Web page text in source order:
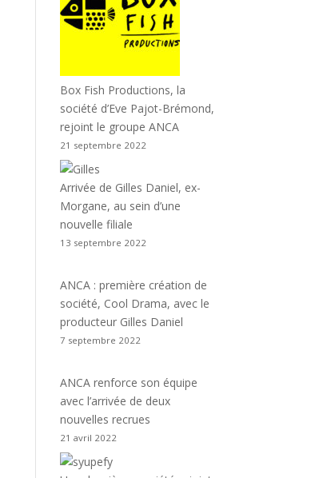
Box Fish Productions, la
société d’Eve Pajot-Brémond,
rejoint le groupe ANCA
21 septembre 2022
Arrivée de Gilles Daniel, ex-
Morgane, au sein d’une
nouvelle filiale
13 septembre 2022
ANCA : première création de
société, Cool Drama, avec le
producteur Gilles Daniel
7 septembre 2022
ANCA renforce son équipe
avec l’arrivée de deux
nouvelles recrues
21 avril 2022